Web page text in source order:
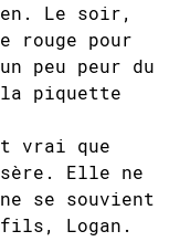
Le soir,
pour
peu peur du
piquette
vrai que
Elle ne
se souvient
fils, Logan.